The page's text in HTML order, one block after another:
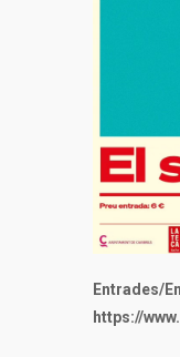
Entrades/
https://